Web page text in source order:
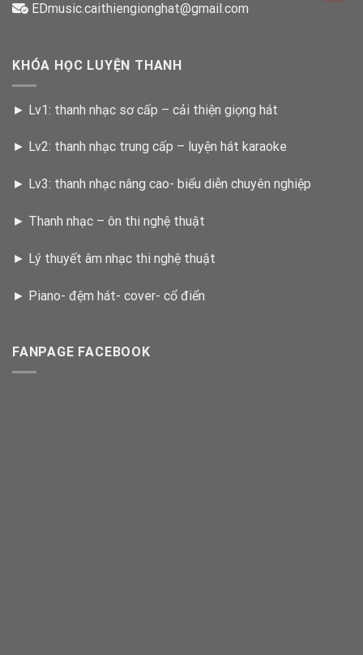
EDmusic.caithiengionghat@gmail.com
KHÓA HỌC LUYỆN THANH
► Lv1: thanh nhạc sơ cấp – cải thiện giọng hát
► Lv2: thanh nhạc trung cấp – luyện hát karaoke
► Lv3: thanh nhạc nâng cao- biểu diễn chuyên nghiệp
► Thanh nhạc – ôn thi nghệ thuật
► Lý thuyết âm nhạc thi nghệ thuật
► Piano- đệm hát- cover- cổ điển
FANPAGE FACEBOOK